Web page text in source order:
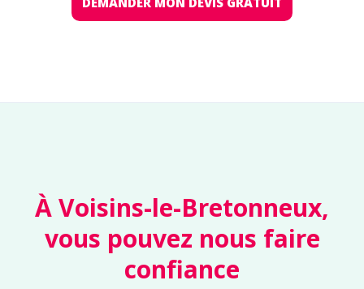
À Voisins-le-Bretonneux,
vous pouvez nous faire
confiance